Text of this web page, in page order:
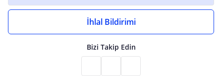
İhlal Bildirimi
Bizi Takip Edin